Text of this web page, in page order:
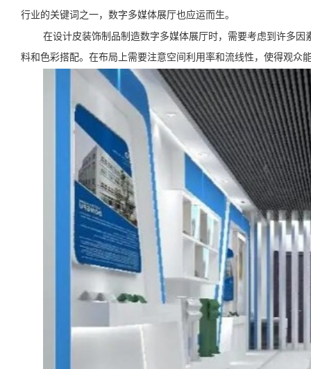
行业的关键词之一，数字多媒体展厅也应运而生。
在设计皮装饰制品制造数字多媒体展厅时，需要考虑到许多
料和色彩搭配。在布局上需要注意空间利用率和流线性，使得观众